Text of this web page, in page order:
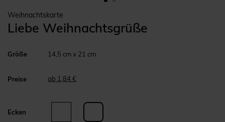
Weihnachtskarte
Liebe Weihnachtsgrüße
Größe 14,5 cm x 21 cm
Preise ab 1,84 €
Ecken